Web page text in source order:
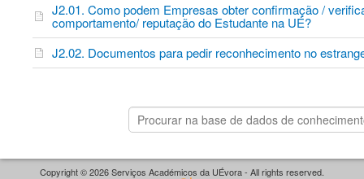
J2.01. Como podem Empresas obter confirmação /
comportamento/ reputação do Estudante na UÉ?
J2.02. Documentos para pedir reconhecimento no
Copyright © 2026 Serviços Académicos da UÉvora - All rights reserved.